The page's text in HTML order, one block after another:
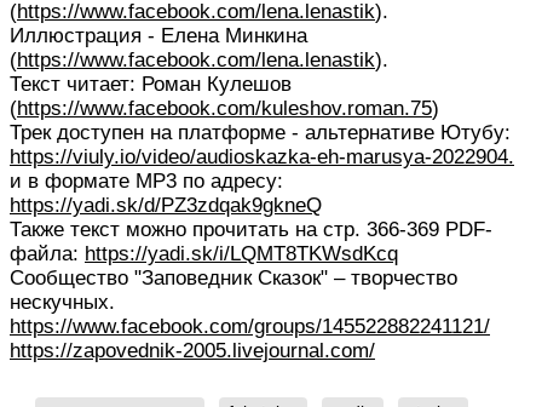
(https://www.facebook.com/lena.lenastik).
Иллюстрация - Елена Минкина
(https://www.facebook.com/lena.lenastik).
Текст читает: Роман Кулешов
(https://www.facebook.com/kuleshov.roman.75)
Трек доступен на платформе - альтернативе Ютубу:
https://viuly.io/video/audioskazka-eh-marusya-2022904.
и в формате МР3 по адресу:
https://yadi.sk/d/PZ3zdqak9gkneQ
Также текст можно прочитать на стр. 366-369 PDF-
файла: https://yadi.sk/i/LQMT8TKWsdKcq
Сообщество "Заповедник Сказок" – творчество
нескучных.
https://www.facebook.com/groups/145522882241121/
https://zapovednik-2005.livejournal.com/